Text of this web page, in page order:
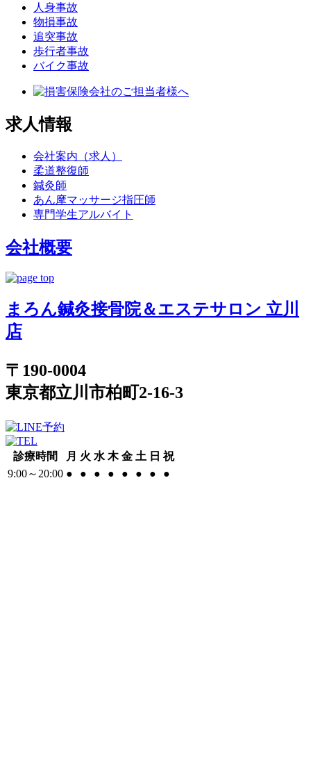
人身事故
物損事故
追突事故
歩行者事故
バイク事故
求人情報
会社案内（求人）
柔道整復師
鍼灸師
あん摩マッサージ指圧師
専門学生アルバイト
会社概要
まろん鍼灸接骨院＆エステサロン 立川
店
〒190-0004
東京都立川市柏町2-16-3
診療時間 月 火 水 木 金 土 日 祝
9:00～20:00 ● ● ● ● ● ● ● ●